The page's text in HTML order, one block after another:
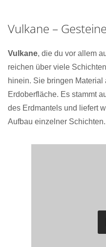
Vulkane –
Vulkane, die ​du​​ vor allem
reichen über viele
hinein. Sie bringen Material
Erdoberfläche. Es stammt
des Erdmantels und liefert
Aufbau einzelner Schichten.